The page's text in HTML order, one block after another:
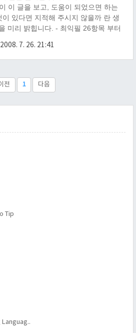
이 글을 보고, 도움이 되었으면 하는
있다면 지적해 주시지 않을까 란 생
미리 밝힙니다. - 최익필 26항목 부터
도데체? 반복자라 하면 잘 모르겠고
고 느낌이 팍팍 올 것이다. iterators 에
럼 4가지 종류의 iterators가 있는데,
며, 변환이 가능한지, 알고리즘..
2008. 7. 26. 21:41
전 1 다음
Tip